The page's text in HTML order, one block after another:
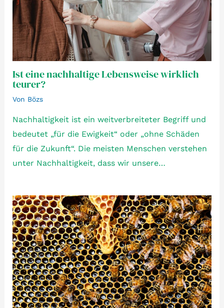
Ist eine nachhaltige Lebensweise wirklich
teurer?
Von Bözs
Nachhaltigkeit ist ein weitverbreiteter Begriff und
bedeutet „für die Ewigkeit“ oder „ohne Schäden
für die Zukunft“. Die meisten Menschen verstehen
unter Nachhaltigkeit, dass wir unsere…